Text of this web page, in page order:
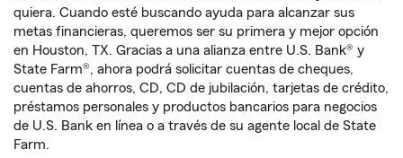
quiera. Cuando esté buscando ayuda para alcanzar sus
metas financieras, queremos ser su primera y mejor opción
en Houston, TX. Gracias a una alianza entre U.S. Bank® y
State Farm®, ahora podrá solicitar cuentas de cheques,
cuentas de ahorros, CD, CD de jubilación, tarjetas de crédito,
préstamos personales y productos bancarios para negocios
de U.S. Bank en línea o a través de su agente local de State
Farm.